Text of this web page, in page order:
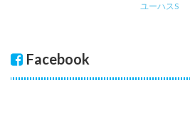
ユーハスS
Facebook